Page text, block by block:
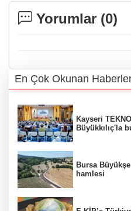
Yorumlar (0)
En Çok Okunan
Kayseri
Büyükkılıç'la
Bursa
hamlesi